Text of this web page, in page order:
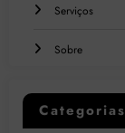
Serviços
Sobre
Categorias